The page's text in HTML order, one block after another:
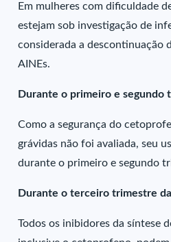
Em mulheres com dificuldade
estejam sob investigação de
considerada a descontinuação
AINEs.
Durante o primeiro e segundo
Como a segurança do
grávidas não foi avaliada, seu
durante o primeiro e segundo
Durante o terceiro trimestre
Todos os inibidores da síntese